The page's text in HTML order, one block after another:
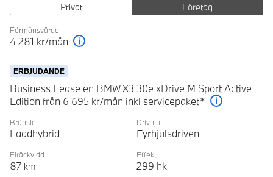
Privat Företag
Förmånsvärde
4 281 kr/mån
ERBJUDANDE
Business Lease en BMW X3 30e xDrive M Sport Active
Edition från 6 695 kr/mån inkl servicepaket*
Bränsle
Laddhybrid
Drivhjul
Fyrhjulsdriven
Elräckvidd
87 km
Effekt
299 hk